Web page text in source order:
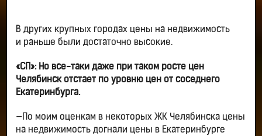
В других крупных городах цены на недвижимость
и раньше были достаточно высокие.
«СП»: Но все-таки даже при таком росте цен
Челябинск отстает по уровню цен от соседнего
Екатеринбурга.
—По моим оценкам в некоторых ЖК Челябинска цены
на недвижимость догнали цены в Екатеринбурге